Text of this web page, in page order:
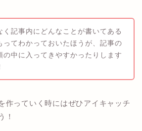
く記事内にどんなことが書いてある
ってわかっておいたほうが、記事の
の中に入ってきやすかったりします
作っていく時にはぜひアイキャッチ
！